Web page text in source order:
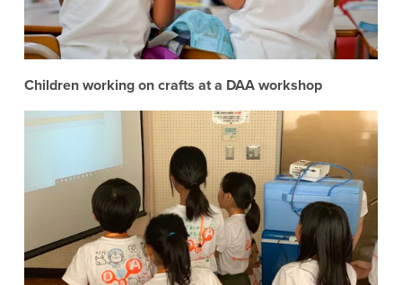
Children working on crafts at a DAA workshop